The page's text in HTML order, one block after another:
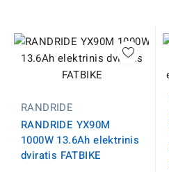
RANDRIDE
RANDRIDE YX90M
1000W 13.6Ah elektrinis
dviratis FATBIKE